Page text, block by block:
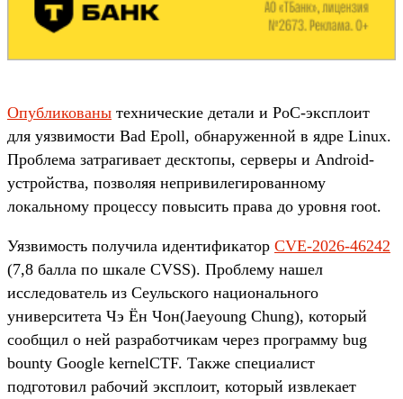
Опубликованы технические детали и PoC-эксплоит
для уязвимости Bad Epoll, обнаруженной в ядре Linux.
Проблема затрагивает десктопы, серверы и Android-
устройства, позволяя непривилегированному
локальному процессу повысить права до уровня root.
Уязвимость получила идентификатор CVE-2026-46242
(7,8 балла по шкале CVSS). Проблему нашел
исследователь из Сеульского национального
университета Чэ Ён Чон(Jaeyoung Chung), который
сообщил о ней разработчикам через программу bug
bounty Google kernelCTF. Также специалист
подготовил рабочий эксплоит, который извлекает